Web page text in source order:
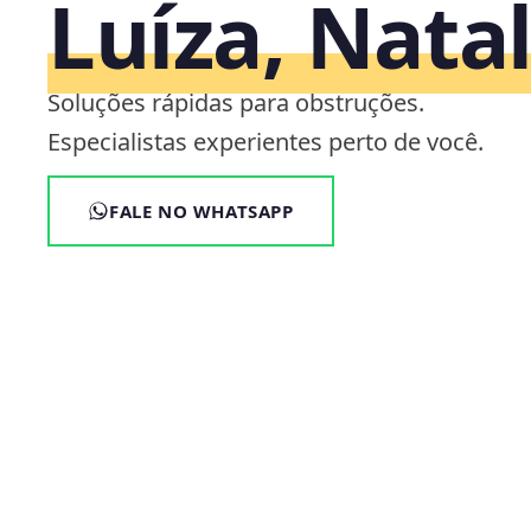
Luíza,
Soluções rápidas para obstruções.
Especialistas experientes perto de você.
FALE NO WHATSAPP